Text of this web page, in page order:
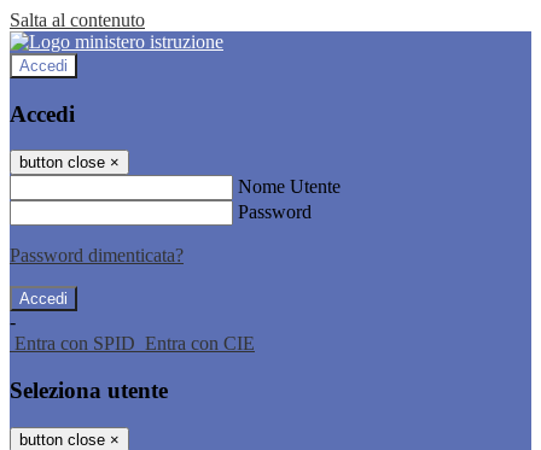
Salta al contenuto
Accedi
Accedi
button close ×
Nome Utente
Password
Password dimenticata?
-
Entra con SPID Entra con CIE
Seleziona utente
button close ×